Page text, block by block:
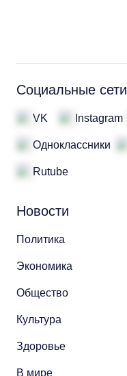
Новости
Политика
Экономика
Общество
Культура
Здоровье
В мире
Социальные сети
VK Instagram
Одноклассники
Rutube